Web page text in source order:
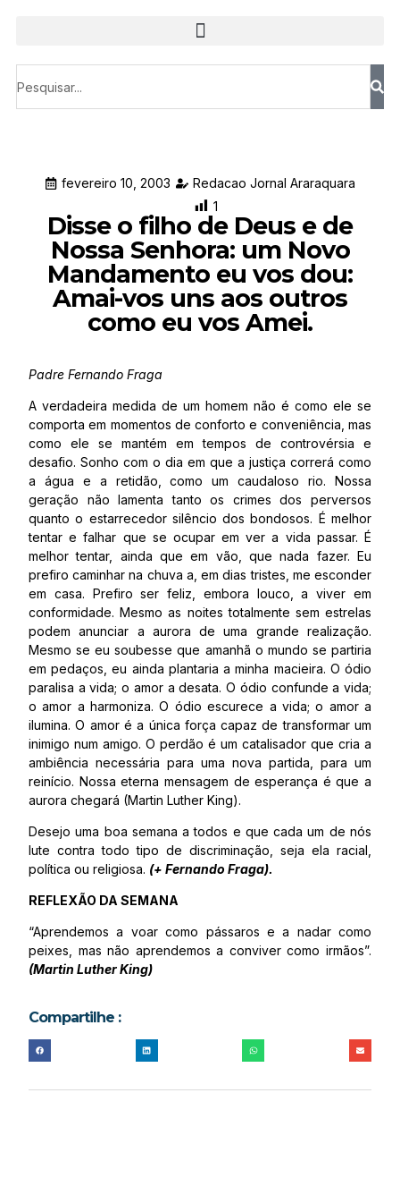
fevereiro 10, 2003
Redacao Jornal Araraquara
1
Disse o filho de Deus e de
Nossa Senhora: um Novo
Mandamento eu vos dou:
Amai-vos uns aos outros
como eu vos Amei.
Padre Fernando Fraga
A verdadeira medida de um homem não é como ele se
comporta em momentos de conforto e conveniência, mas
como ele se mantém em tempos de controvérsia e
desafio. Sonho com o dia em que a justiça correrá como
a água e a retidão, como um caudaloso rio. Nossa
geração não lamenta tanto os crimes dos perversos
quanto o estarrecedor silêncio dos bondosos. É melhor
tentar e falhar que se ocupar em ver a vida passar. É
melhor tentar, ainda que em vão, que nada fazer. Eu
prefiro caminhar na chuva a, em dias tristes, me esconder
em casa. Prefiro ser feliz, embora louco, a viver em
conformidade. Mesmo as noites totalmente sem estrelas
podem anunciar a aurora de uma grande realização.
Mesmo se eu soubesse que amanhã o mundo se partiria
em pedaços, eu ainda plantaria a minha macieira. O ódio
paralisa a vida; o amor a desata. O ódio confunde a vida;
o amor a harmoniza. O ódio escurece a vida; o amor a
ilumina. O amor é a única força capaz de transformar um
inimigo num amigo. O perdão é um catalisador que cria a
ambiência necessária para uma nova partida, para um
reinício. Nossa eterna mensagem de esperança é que a
aurora chegará (Martin Luther King).
Desejo uma boa semana a todos e que cada um de nós
lute contra todo tipo de discriminação, seja ela racial,
política ou religiosa. (+ Fernando Fraga).
REFLEXÃO DA SEMANA
“Aprendemos a voar como pássaros e a nadar como
peixes, mas não aprendemos a conviver como irmãos”.
(Martin Luther King)
Compartilhe :